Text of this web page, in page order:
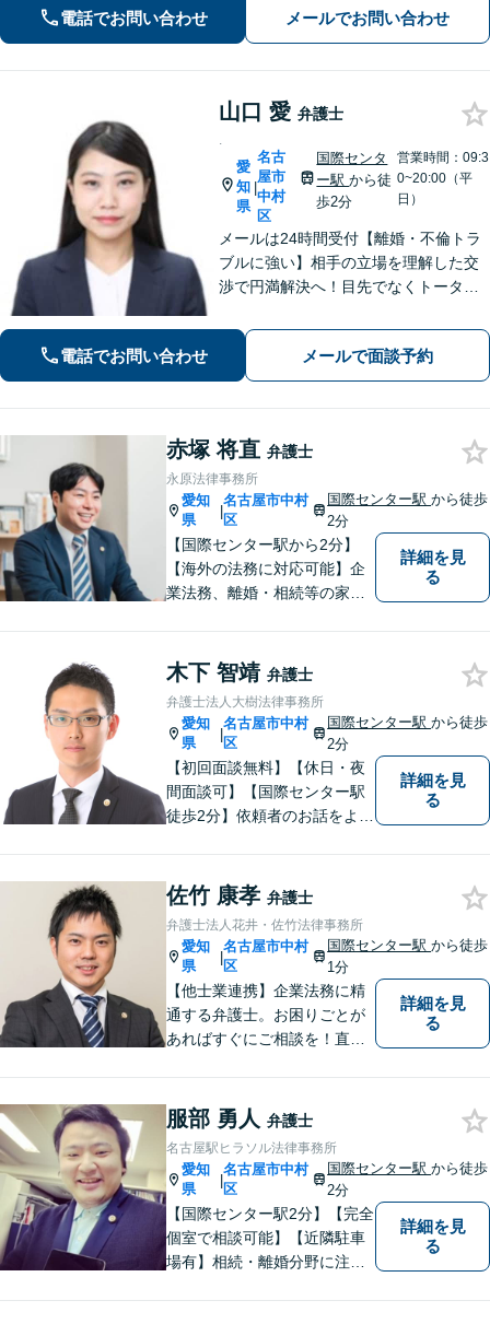
問題（債務整理）】に強み。解決でき
るか悩む前にまずはご相談ください。
電話でお問い合わせ メールでお問い合わせ
山口 愛 弁護士
.
愛
知
県
|
名古
屋市
中村
区
国際センタ
ー駅から徒
歩2分
営業時間：09:3
0~20:00（平
日）
メールは24時間受付【離婚・不倫トラ
ブルに強い】相手の立場を理解した交
渉で円満解決へ！目先でなくトータル
いOK】【休日・夜間面談・Web面談・
出張相談可】刑事事件、交通事故にも
注力！【名古屋駅5分／岡崎周辺も対
応】
電話でお問い合わせ メールで面談予約
赤塚 将直 弁護士
永原法律事務所
愛知
県
|
名古屋市中村
区
国際センター駅から徒歩
2分
【国際センター駅から2分】
【海外の法務に対応可能】企
業法務、離婚・相続等の家事
の回復等の民事事件や刑事事
件など、幅広く対応可能で
す。是非、ご相談をお待ちし
ております。
詳細を見
る
木下 智靖 弁護士
弁護士法人大樹法律事務所
愛知
県
|
名古屋市中村
区
国際センター駅から徒歩
2分
【初回面談無料】【休日・夜
間面談可】【国際センター駅
徒歩2分】依頼者のお話をよく
せていただきます。お一人で
悩まず、まずはお気軽にご相
談ください。
詳細を見
る
佐竹 康孝 弁護士
弁護士法人花井・佐竹法律事務所
愛知
県
|
名古屋市中村
区
国際センター駅から徒歩
1分
【他士業連携】企業法務に精
通する弁護士。お困りごとが
あればすぐにご相談を！直面
務所には無いリーガルサービ
スを提供したいという思い
で、日々挑戦してまいりま
す。【土日夜間対応】
詳細を見
る
服部 勇人 弁護士
名古屋駅ヒラソル法律事務所
愛知
県
|
名古屋市中村
区
国際センター駅から徒歩
2分
【国際センター駅2分】【完全
個室で相談可能】【近隣駐車
場有】相続・離婚分野に注力
詳細を見
る